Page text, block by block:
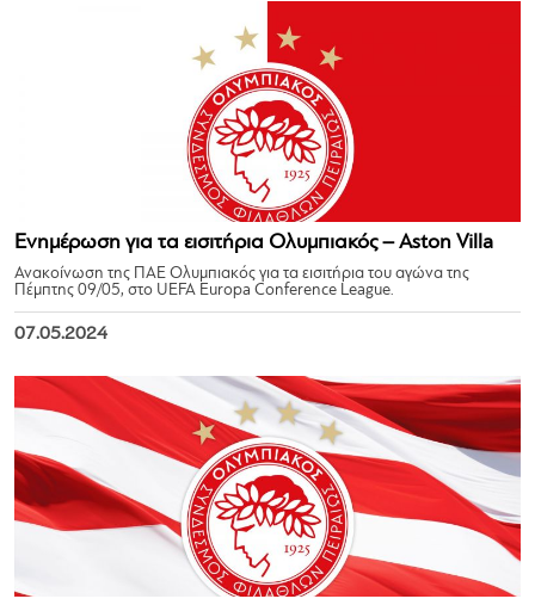
Ενημέρωση για τα εισιτήρια Ολυμπιακός – Aston Villa
Ανακοίνωση της ΠΑΕ Ολυμπιακός για τα εισιτήρια του αγώνα της
Πέμπτης 09/05, στο UEFA Europa Conference League.
07.05.2024